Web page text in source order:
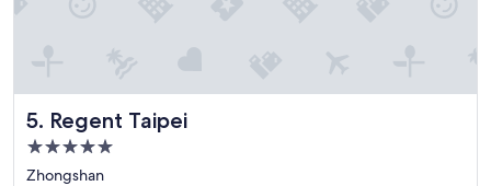
"
5. Regent Taipei
Regent Taipei
Properti
bintang
Zhongshan